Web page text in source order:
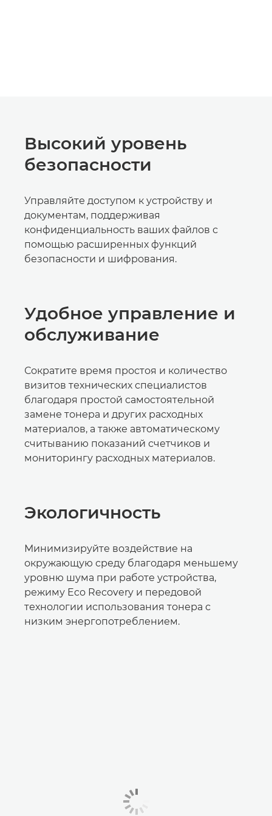
Высокий уровень
безопасности
Управляйте доступом к устройству и
документам, поддерживая
конфиденциальность ваших файлов с
помощью расширенных функций
безопасности и шифрования.
Удобное управление и
обслуживание
Сократите время простоя и количество
визитов технических специалистов
благодаря простой самостоятельной
замене тонера и других расходных
материалов, а также автоматическому
считыванию показаний счетчиков и
мониторингу расходных материалов.
Экологичность
Минимизируйте воздействие на
окружающую среду благодаря меньшему
уровню шума при работе устройства,
режиму Eco Recovery и передовой
технологии использования тонера с
низким энергопотреблением.